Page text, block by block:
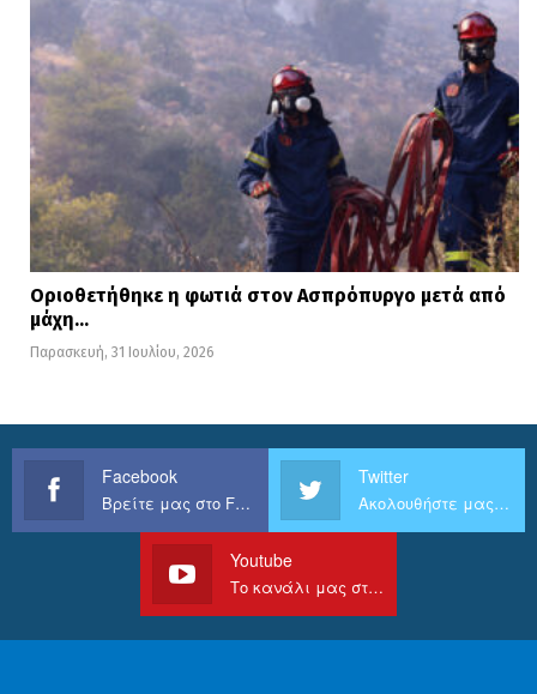
Οριοθετήθηκε η φωτιά στον Ασπρόπυργο μετά από
μάχη…
Παρασκευή, 31 Ιουλίου, 2026
Facebook
Βρείτε μας στο Facebook
Twitter
Ακολουθήστε μας στο Twitter
Youtube
Το κανάλι μας στο Youtube